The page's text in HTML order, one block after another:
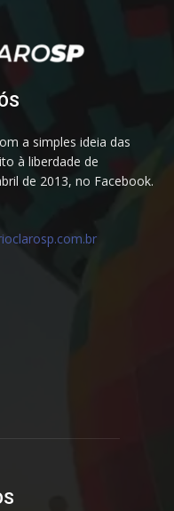
a simples ideia das
à liberdade de
de 2013, no Facebook.